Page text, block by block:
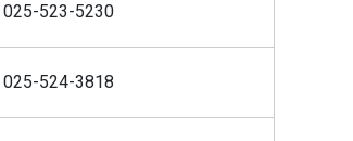
025-523-5230
025-524-3818